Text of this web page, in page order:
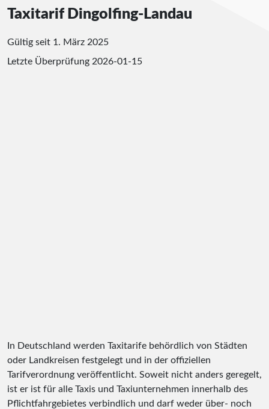
Taxitarif Dingolfing-Landau
Gültig seit 1. März 2025
Letzte Überprüfung 2026-01-15
In Deutschland werden Taxitarife behördlich von Städten
oder Landkreisen festgelegt und in der offiziellen
Tarifverordnung veröffentlicht. Soweit nicht anders geregelt,
ist er ist für alle Taxis und Taxiunternehmen innerhalb des
Pflichtfahrgebietes verbindlich und darf weder über- noch